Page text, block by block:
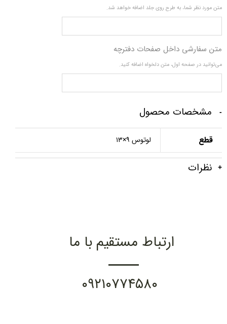
متن مورد نظر شما،‌ به طرح روی جلد اضافه خواهد شد.
متن سفارشی داخل صفحات دفترچه
می‌توانید در صفحه اول، متن دلخواه اضافه کنید.
مشخصات محصول
قطع لوتوس ۹×۱۳
نظرات
ارتباط مستقیم با ما
۰۹۲۱۰۷۷۴۵۸۰